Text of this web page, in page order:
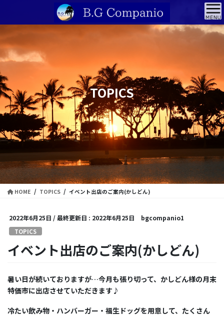
テ
ン
ツ
に
動
ゲ
ー
シ
ョ
に
移
動
TOPICS
HOME TOPICS イベント出店のご案内(かしどん)
2022年6月25日 / 最終更新日 : 2022年6月25日 bgcompanio1
TOPICS
イベント出店のご案内(かしどん)
暑い日が続いておりますが…今月も張り切って、かしどん様の月末
特価市に出店させていただきます♪
冷たい飲み物・ハンバーガー・福生ドッグを用意して、たくさん